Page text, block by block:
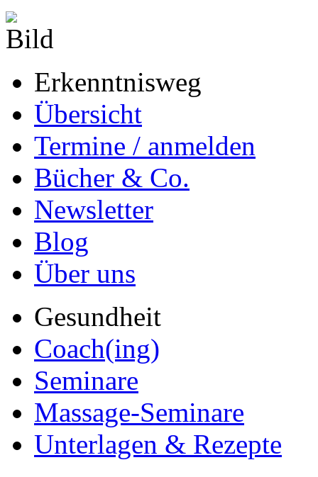
Erkenntnisweg
Übersicht
Termine / anmelden
Bücher & Co.
Newsletter
Blog
Über uns
Gesundheit
Coach(ing)
Seminare
Massage-Seminare
Unterlagen & Rezepte